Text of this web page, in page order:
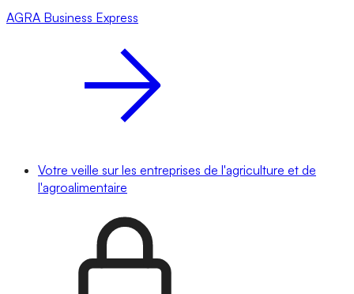
AGRA Business Express
Votre veille sur les entreprises de l'agriculture et de
l'agroalimentaire